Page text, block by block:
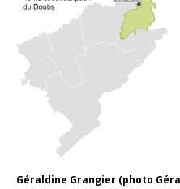
Géraldine Grangier (photo